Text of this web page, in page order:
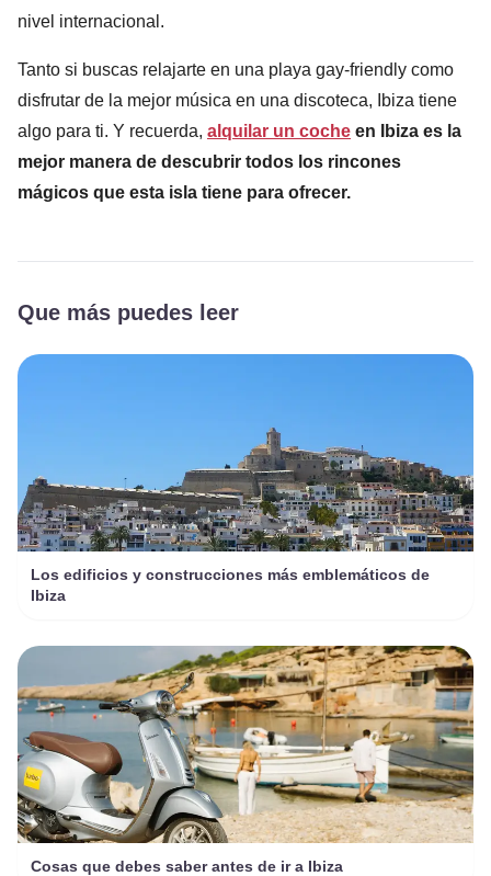
nivel internacional.
Tanto si buscas relajarte en una playa gay-friendly como
disfrutar de la mejor música en una discoteca, Ibiza tiene
algo para ti. Y recuerda, alquilar un coche en Ibiza es la
mejor manera de descubrir todos los rincones
mágicos que esta isla tiene para ofrecer.
Que más puedes leer
Los edificios y construcciones más emblemáticos de
Ibiza
Cosas que debes saber antes de ir a Ibiza